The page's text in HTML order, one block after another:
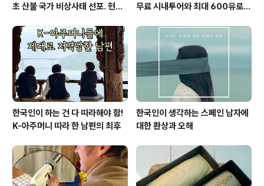
초 산불 국가 비상사태 선포. 현지
무료 시내투어와 최대 600유로
한국인이 하는 건 다 따라해야 함!
K-아주머니 따라 한 남편의 최후
한국인이 생각하는 스페인 남자에
대한 환상과 오해